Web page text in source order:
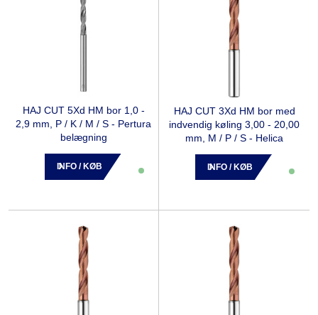
HAJ CUT 5Xd HM bor 1,0 -
2,9 mm, P / K / M / S - Pertura
belægning
INFO / KØB
HAJ CUT 3Xd HM bor med
indvendig køling 3,00 - 20,00
mm, M / P / S - Helica
INFO / KØB